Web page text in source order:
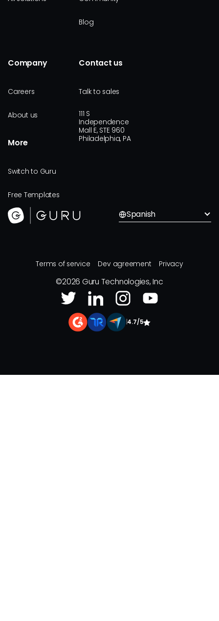
Blog
Company
Careers
About us
More
Switch to Guru
Free Templates
Contact us
Talk to sales
111 S
Independence
Mall E, STE 960
Philadelphia, PA
Spanish
Terms of service Dev agreement Privacy
©2026 Guru Technologies, Inc
4.7/5